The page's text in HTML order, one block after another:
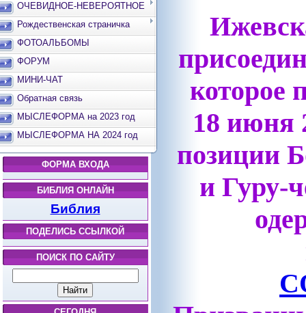
ОЧЕВИДНОЕ-НЕВЕРОЯТНОЕ
Рождественская страничка
ФОТОАЛЬБОМЫ
ФОРУМ
МИНИ-ЧАТ
Обратная связь
МЫСЛЕФОРМА на 2023 год
МЫСЛЕФОРМА НА 2024 год
ФОРМА ВХОДА
БИБЛИЯ ОНЛАЙН
Библия
ПОДЕЛИСЬ ССЫЛКОЙ
ПОИСК ПО САЙТУ
которое
18 июня
позиции
и Гуру-